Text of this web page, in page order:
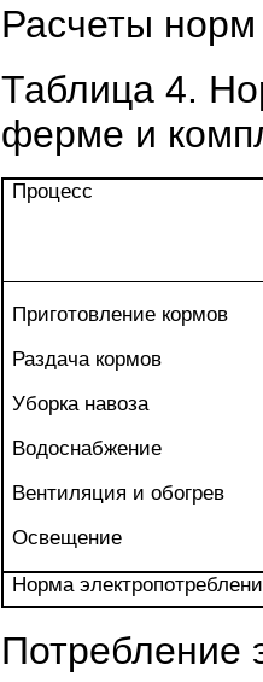
Расчеты
Таблица 4.
ферме и
Процесс
Приготовление кормов
Раздача кормов
Уборка навоза
Водоснабжение
Вентиляция и обогрев
Освещение
Норма
Потребление